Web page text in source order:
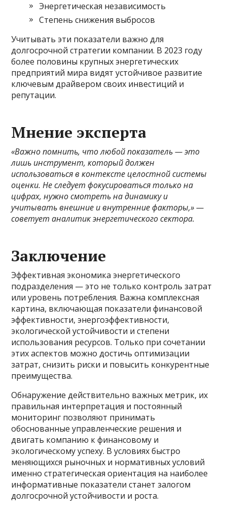
Энергетическая независимость
Степень снижения выбросов
Учитывать эти показатели важно для
долгосрочной стратегии компании. В 2023 году
более половины крупных энергетических
предприятий мира видят устойчивое развитие
ключевым драйвером своих инвестиций и
репутации.
Мнение эксперта
«Важно помнить, что любой показатель — это
лишь инструмент, который должен
использоваться в контексте целостной системы
оценки. Не следует фокусироваться только на
цифрах, нужно смотреть на динамику и
учитывать внешние и внутренние факторы,» —
советует аналитик энергетического сектора.
Заключение
Эффективная экономика энергетического
подразделения — это не только контроль затрат
или уровень потребления. Важна комплексная
картина, включающая показатели финансовой
эффективности, энергоэффективности,
экологической устойчивости и степени
использования ресурсов. Только при сочетании
этих аспектов можно достичь оптимизации
затрат, снизить риски и повысить конкурентные
преимущества.
Обнаружение действительно важных метрик, их
правильная интерпретация и постоянный
мониторинг позволяют принимать
обоснованные управленческие решения и
двигать компанию к финансовому и
экологическому успеху. В условиях быстро
меняющихся рыночных и нормативных условий
именно стратегическая ориентация на наиболее
информативные показатели станет залогом
долгосрочной устойчивости и роста.